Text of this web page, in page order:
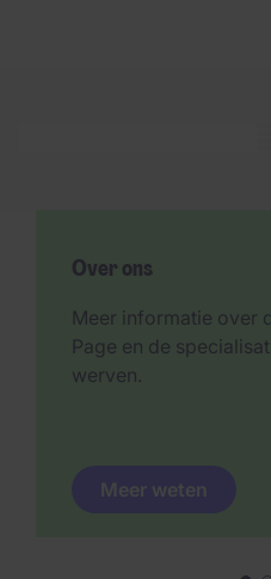
Over ons
Meer informatie over
Page en de
werven.
Meer weten